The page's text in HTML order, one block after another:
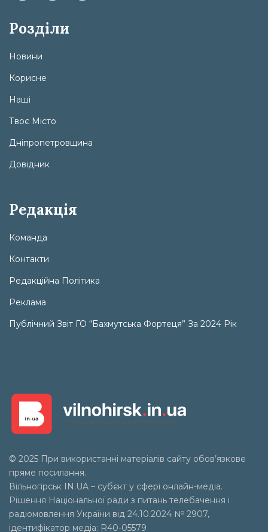
Розділи
Новини
Корисне
Наші
Твоє Місто
Дніпропетровщина
Довідник
Редакція
Команда
Контакти
Редакційна Політика
Реклама
Публічний Звіт ГО “Бахмутська Фортеця” За 2024 Рік
© 2025 При використанні матеріалів сайту обов’язкове
пряме посилання.
Вільногірськ IN.UA – субєкт у сфері онлайн-медіа.
Рішення Національної ради з питань телебачення і
радіомовлення України від 24.10.2024 № 2907,
ідентифікатор медіа: R40-05579